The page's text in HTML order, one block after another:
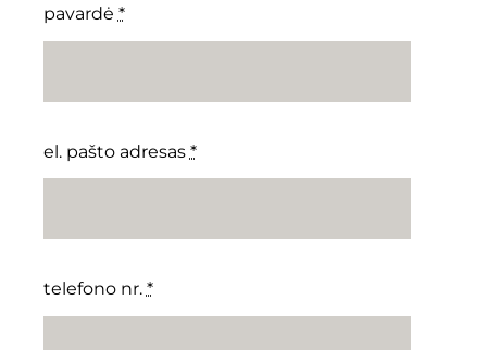
pavardė *
el. pašto adresas *
telefono nr. *